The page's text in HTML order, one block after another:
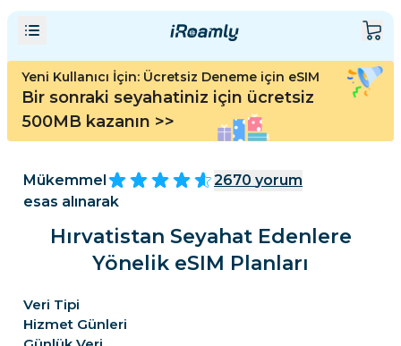
Yeni Kullanıcı İçin: Ücretsiz Deneme için eSIM
Bir sonraki seyahatiniz için ücretsiz
500MB kazanın >>
Mükemmel 2670 yorum
esas alınarak
Hırvatistan Seyahat Edenlere
Yönelik eSIM Planları
Veri Tipi
Hizmet Günleri